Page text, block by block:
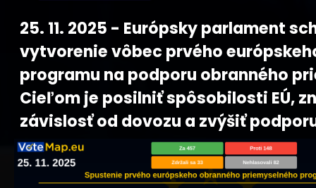
25. 11. 2025 - Európsky parlament
vytvorenie vôbec prvého
programu na podporu obranného
Cieľom je posilniť spôsobilosti EÚ,
závislosť od dovozu a zvýšiť